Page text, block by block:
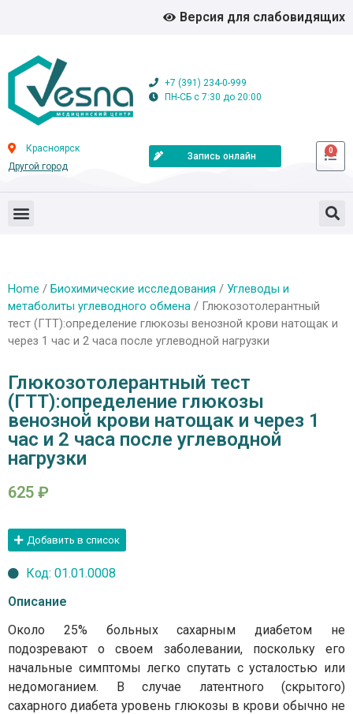
Версия для слабовидящих
+7 (391) 234-0-999
ПН-СБ с 7:30 до 20:00
Красноярск
Другой город
Запись онлайн
0
Home / Биохимические исследования / Углеводы и
метаболиты углеводного обмена / Глюкозотолерантный
тест (ГТТ):определение глюкозы венозной крови натощак и
через 1 час и 2 часа после углеводной нагрузки
Глюкозотолерантный тест
(ГТТ):определение глюкозы
венозной крови натощак и через 1
час и 2 часа после углеводной
нагрузки
625 ₽
Добавить в список
Код: 01.01.0008
Описание
Около 25% больных сахарным диабетом не
подозревают о своем заболевании, поскольку его
начальные симптомы легко спутать с усталостью или
недомоганием. В случае латентного (скрытого)
сахарного диабета уровень глюкозы в крови обычно не